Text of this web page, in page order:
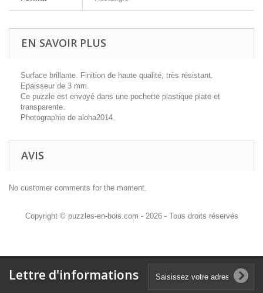
EN SAVOIR PLUS
Surface brillante. Finition de haute qualité, très résistant.
Epaisseur de 3 mm.
Ce puzzle est envoyé dans une pochette plastique plate et
transparente.
Photographie de aloha2014.
AVIS
No customer comments for the moment.
Copyright © puzzles-en-bois.com - 2026 - Tous droits réservés
Lettre d'informations